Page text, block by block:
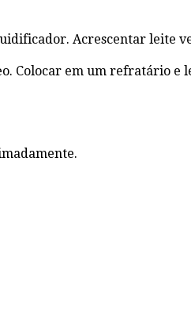
Acrescentar leite
Colocar em um refratário e